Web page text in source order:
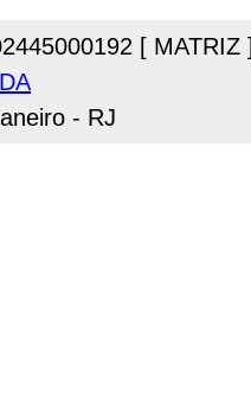
[
- RJ